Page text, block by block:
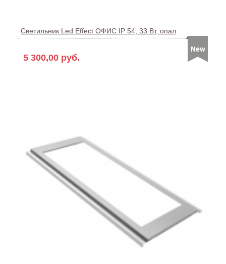
Светильник Led Effect ОФИС IP 54, 33 Вт, опал
5 300,00 руб.